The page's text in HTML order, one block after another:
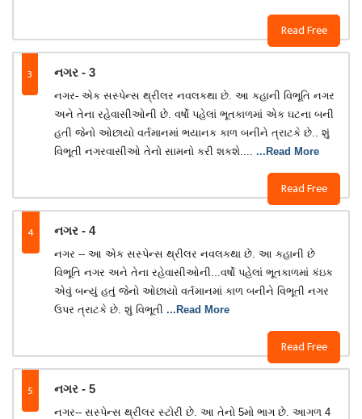
Read Free
3 નગર - 3
Read Free
નગર- એક સસ્પેન્સ થ્રીલર નવલકથા છે. આ કહાની વિભૂતિ નગર
અને તેના રહેવાસીઓની છે. વર્ષો પહેલાં ભૂતકાળમાં એક ઘટના બની
હતી જેનો ઓછાયો વર્તમાનમાં ભયાનક કાળ બનીને ત્રાટકે છે.. શું
વિભૂતી નગરવાસીઓ તેનો સામનો કરી શકશે.... ...Read More
4 નગર - 4
Read Free
નગર -- આ એક સસ્પેન્સ થ્રીલર નવલકથા છે. આ કહાની છે
વિભૂતિ નગર અને તેના રહેવાસીઓની...વર્ષો પહેલાં ભૂતકાળમાં કંઇક
એવું બન્યું હતું જેનો ઓછાયો વર્તમાનમાં કાળ બનીને વિભૂતી નગર
ઉપર ત્રાટકે છે. શું વિભૂતી ...Read More
5 નગર - 5
નગર-- સસ્પેન્સ થ્રીલર સ્ટોરી છે. આ તેનો 5મો ભાગ છે. આગળ 4